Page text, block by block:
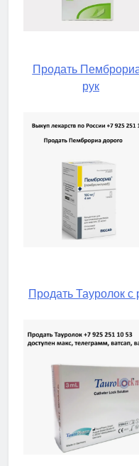
Продать
рук
Продать Тауролок с